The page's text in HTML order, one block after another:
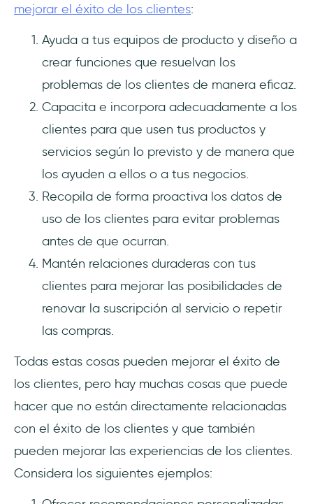
mejorar el éxito de los clientes:
Ayuda a tus equipos de producto y diseño a
crear funciones que resuelvan los
problemas de los clientes de manera eficaz.
Capacita e incorpora adecuadamente a los
clientes para que usen tus productos y
servicios según lo previsto y de manera que
los ayuden a ellos o a tus negocios.
Recopila de forma proactiva los datos de
uso de los clientes para evitar problemas
antes de que ocurran.
Mantén relaciones duraderas con tus
clientes para mejorar las posibilidades de
renovar la suscripción al servicio o repetir
las compras.
Todas estas cosas pueden mejorar el éxito de
los clientes, pero hay muchas cosas que puede
hacer que no están directamente relacionadas
con el éxito de los clientes y que también
pueden mejorar las experiencias de los clientes.
Considera los siguientes ejemplos: